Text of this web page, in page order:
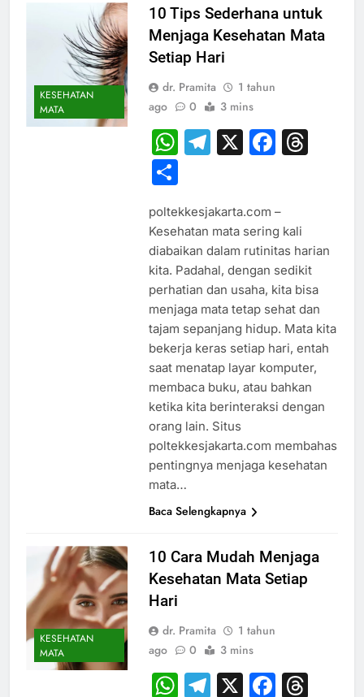
KESEHATAN
MATA
10 Tips Sederhana untuk
Menjaga Kesehatan Mata
Setiap Hari
dr. Pramita
1 tahun
ago
0 3 mins
WhatsApp
Telegram
X
Share
poltekkesjakarta.com –
Kesehatan mata sering kali
diabaikan dalam rutinitas harian
kita. Padahal, dengan sedikit
perhatian dan usaha, kita bisa
menjaga mata tetap sehat dan
tajam sepanjang hidup. Mata kita
bekerja keras setiap hari, entah
saat menatap layar komputer,
membaca buku, atau bahkan
ketika kita berinteraksi dengan
orang lain. Situs
poltekkesjakarta.com membahas
pentingnya menjaga kesehatan
mata…
Baca Selengkapnya
KESEHATAN
MATA
10 Cara Mudah Menjaga
Kesehatan Mata Setiap
Hari
dr. Pramita
1 tahun
ago
0 3 mins
WhatsApp
Telegram
X